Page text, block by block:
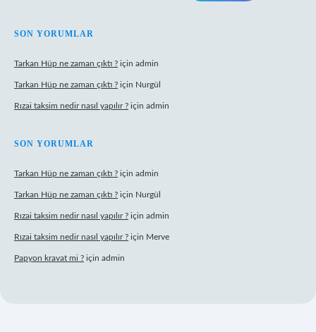
SON YORUMLAR
Tarkan Hüp ne zaman çıktı ? için admin
Tarkan Hüp ne zaman çıktı ? için Nurgül
Rızai taksim nedir nasıl yapılır ? için admin
SON YORUMLAR
Tarkan Hüp ne zaman çıktı ? için admin
Tarkan Hüp ne zaman çıktı ? için Nurgül
Rızai taksim nedir nasıl yapılır ? için admin
Rızai taksim nedir nasıl yapılır ? için Merve
Papyon kravat mi ? için admin